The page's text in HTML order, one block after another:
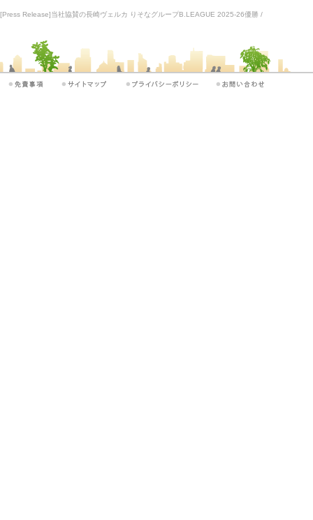
[Press Release]当社協賛の長崎ヴェルカ りそなグループB.LEAGUE 2025-26優勝 /